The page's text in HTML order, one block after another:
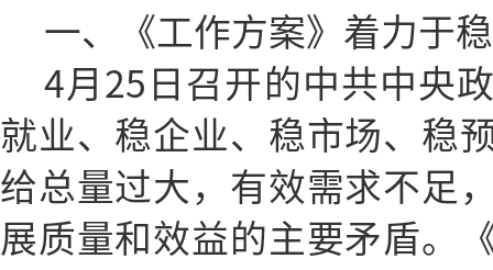
一、《工作方案》着力于
4月25日召开的中共中央
就业、稳企业、稳市场、稳
给总量过大，有效需求不足
展质量和效益的主要矛盾。